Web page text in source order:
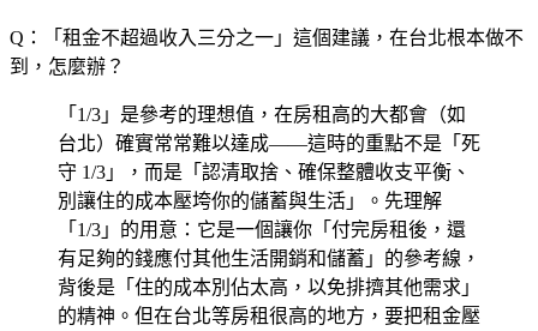
Q：「租金不超過收入三分之一」這個建議，在台北根本做不
到，怎麼辦？
「1/3」是參考的理想值，在房租高的大都會（如
台北）確實常常難以達成——這時的重點不是「死
守 1/3」，而是「認清取捨、確保整體收支平衡、
別讓住的成本壓垮你的儲蓄與生活」。先理解
「1/3」的用意：它是一個讓你「付完房租後，還
有足夠的錢應付其他生活開銷和儲蓄」的參考線，
背後是「住的成本別佔太高，以免排擠其他需求」
的精神。但在台北等房租很高的地方，要把租金壓